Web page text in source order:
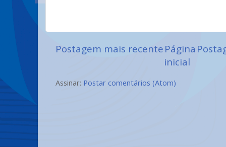
Postagem mais recentePágina
inicial
Assinar: Postar comentários (Atom)